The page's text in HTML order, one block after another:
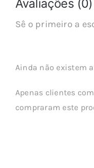
Avaliações (0)
Sê o primeiro a
Ainda não existem
Apenas clientes
compraram este